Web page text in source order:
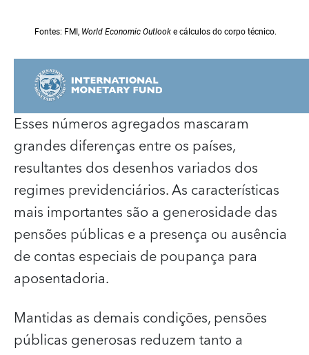
Esses números agregados mascaram
grandes diferenças entre os países,
resultantes dos desenhos variados dos
regimes previdenciários. As características
mais importantes são a generosidade das
pensões públicas e a presença ou ausência
de contas especiais de poupança para
aposentadoria.
Mantidas as demais condições, pensões
públicas generosas reduzem tanto a